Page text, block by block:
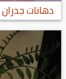
دهانات جدران